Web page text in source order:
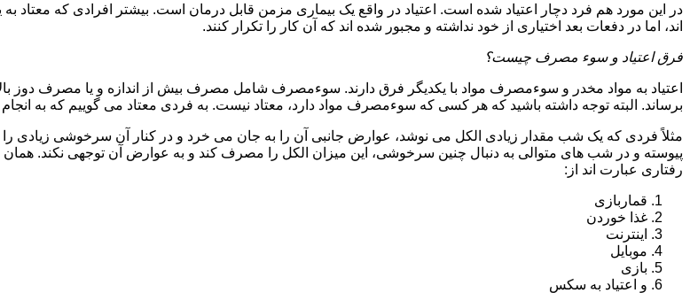
در این مورد هم فرد دچار اعتیاد شده است. اعتیاد در واقع یک بیماری مزمن قابل درمان است. بیشتر افرادی که معتاد به
اند، اما در دفعات بعد اختیاری از خود نداشته و مجبور شده اند که آن کار را تکرار کنند.
فرق اعتیاد و سوء مصرف چیست؟
اعتیاد به مواد مخدر و سوءمصرف مواد با یکدیگر فرق دارند. سوءمصرف شامل مصرف بیش از اندازه و یا مصرف دوز
برساند. البته توجه داشته باشید که هر کسی که سوءمصرف مواد دارد، معتاد نیست. به فردی معتاد می گوییم که به انجام
مثلاً فردی که یک شب مقدار زیادی الکل می نوشد، عوارض جانبی آن را به جان می خرد و در کنار آن سرخوشی زیادی
پیوسته و در شب های متوالی به دنبال چنین سرخوشی، این میزان الکل را مصرف کند و به عوارض آن توجهی نکند. همان
رفتاری عبارت اند از:
قماربازی
غذا خوردن
اینترنت
موبایل
بازی
و اعتیاد به سکس